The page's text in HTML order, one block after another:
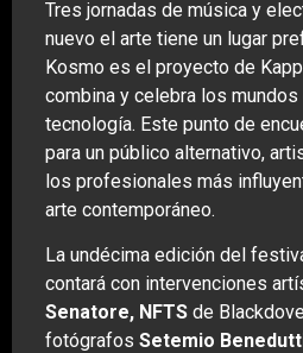
Tres jornadas de música y
nuevo el arte tiene un lugar
Kosmo es el proyecto de
combina y celebra los
tecnología. Este punto de
para un público alternativo,
los profesionales más
arte contemporáneo.
La undécima edición del
contará con intervenciones
Senatore, NFTS de
fotógrafos Setemio